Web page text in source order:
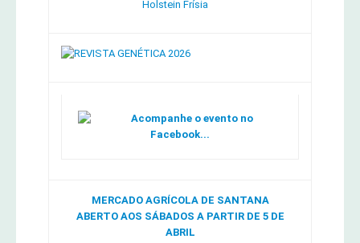
Acompanhe o evento no
Facebook...
MERCADO AGRÍCOLA DE SANTANA
ABERTO AOS SÁBADOS A PARTIR DE 5 DE
ABRIL